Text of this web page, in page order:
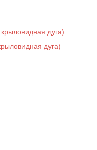
дуга)